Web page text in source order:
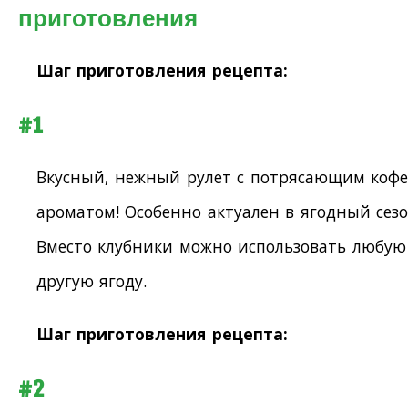
приготовления
Шаг приготовления рецепта:
#1
Вкусный, нежный рулет с потрясающим
ароматом! Особенно актуален в ягодный
Вместо клубники можно использовать любую
другую ягоду.
Шаг приготовления рецепта:
#2